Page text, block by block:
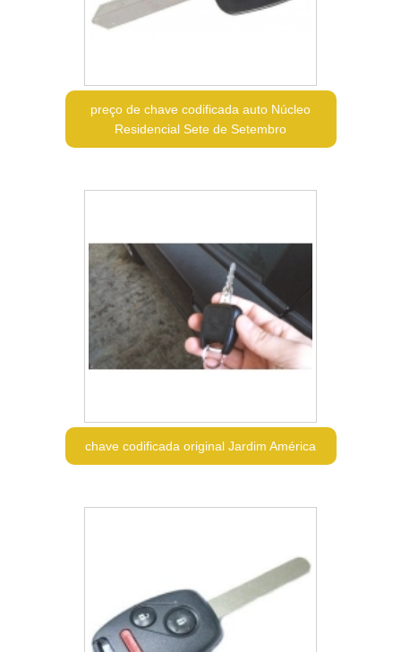
preço de chave codificada auto Núcleo
Residencial Sete de Setembro
chave codificada original Jardim América